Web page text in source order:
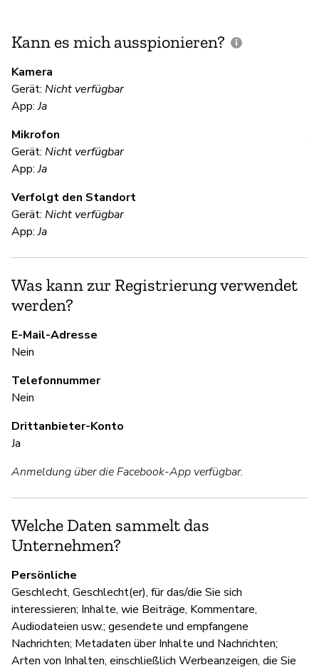
Kann es mich ausspionieren?
Kamera
Gerät: Nicht verfügbar
App:Ja
Mikrofon
Gerät: Nicht verfügbar
App:Ja
Verfolgt den Standort
Gerät: Nicht verfügbar
App:Ja
Was kann zur Registrierung verwendet
werden?
E-Mail-Adresse
Nein
Telefonnummer
Nein
Drittanbieter-Konto
Ja
Anmeldung über die Facebook-App verfügbar.
Welche Daten sammelt das
Unternehmen?
Persönliche
Geschlecht, Geschlecht(er), für das/die Sie sich
interessieren; Inhalte, wie Beiträge, Kommentare,
Audiodateien usw.; gesendete und empfangene
Nachrichten; Metadaten über Inhalte und Nachrichten;
Arten von Inhalten, einschließlich Werbeanzeigen, die Sie